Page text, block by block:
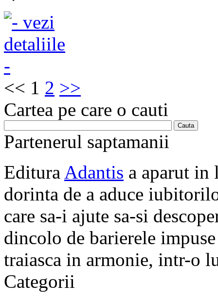
<< 1 2 >>
Cartea pe care o cauti
Partenerul saptamanii
Editura Adantis a aparut in
dorinta de a aduce
care sa-i ajute sa-si
dincolo de barierele
traiasca in armonie, intr-o
Categorii